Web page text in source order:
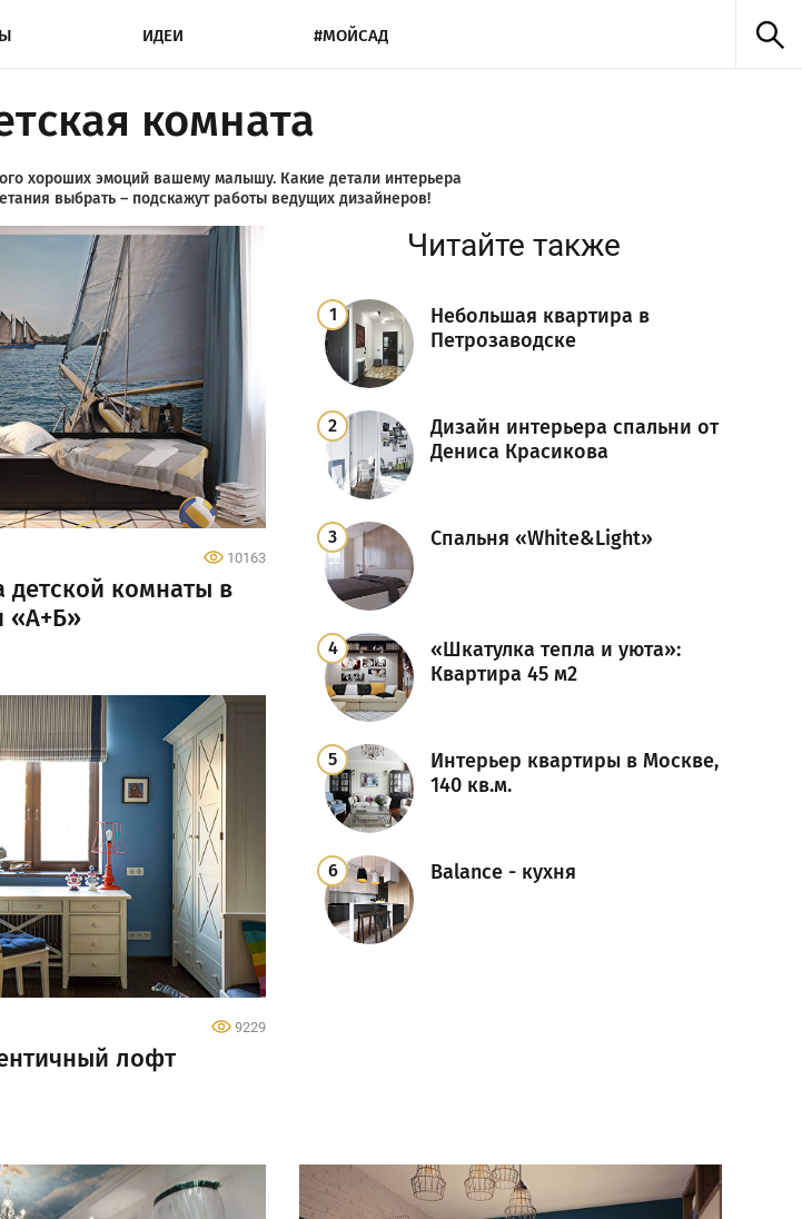
ИДЕИ #МОЙСАД
комната
хороших эмоций вашему малышу. Какие детали интерьера
выбрать – подскажут работы ведущих дизайнеров!
Читайте также
Небольшая квартира в
Петрозаводске
Дизайн интерьера спальни от
Дениса Красикова
Спальня «White&Light»
«Шкатулка тепла и уюта»:
Квартира 45 м2
Интерьер квартиры в Москве,
140 кв.м.
Balance - кухня
10163
детской комнаты в
«А+Б»
9229
лофт